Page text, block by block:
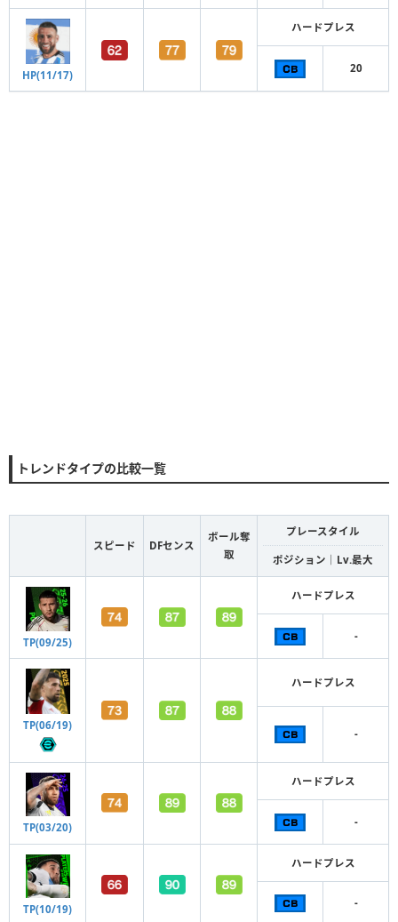
HP(11/17)
ハードプレス
20
トレンドタイプの比較一覧
スピード DFセンス
ボール奪
取
プレースタイル
ポジション｜Lv.最大
TP(09/25)
ハードプレス
-
TP(06/19)
ハードプレス
-
TP(03/20)
ハードプレス
-
TP(10/19)
ハードプレス
-